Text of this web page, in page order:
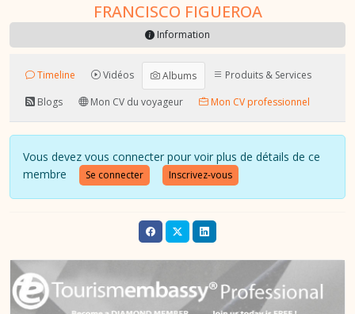
FRANCISCO FIGUEROA
Information
Timeline Vidéos Albums
Produits & Services
Blogs
Mon CV du voyageur Mon CV professionnel
Vous devez vous connecter pour voir plus de détails de ce
membre
Se connecter Inscrivez-vous